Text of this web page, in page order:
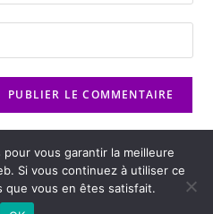
vous garantir la meilleure
Si vous continuez à utiliser ce
que vous en êtes satisfait.